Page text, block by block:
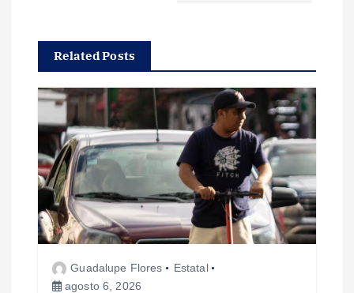
c
ó
n
d
e
Related Posts
Guadalupe Flores
Estatal
agosto 6, 2026